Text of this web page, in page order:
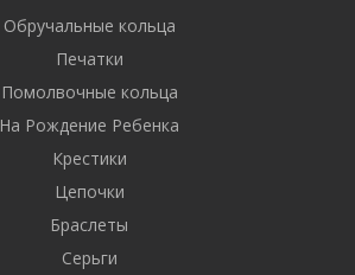
Обручальные кольца
Печатки
Помолвочные кольца
На Рождение Ребенка
Крестики
Цепочки
Браслеты
Серьги